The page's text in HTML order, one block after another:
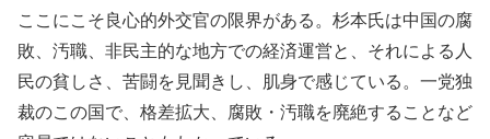
ここにこそ良心的外交官の限界がある。杉本氏は中国の腐
敗、汚職、非民主的な地方での経済運営と、それによる人
民の貧しさ、苦闘を見聞きし、肌身で感じている。一党独
裁のこの国で、格差拡大、腐敗・汚職を廃絶することなど